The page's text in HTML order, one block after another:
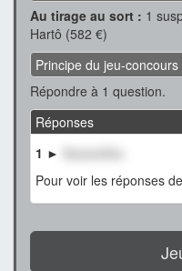
Au tirage au sort : 1
Hartô (582 €)
Principe du jeu-concours
Répondre à 1 question.
Réponses
1 ►
Pour voir les réponses